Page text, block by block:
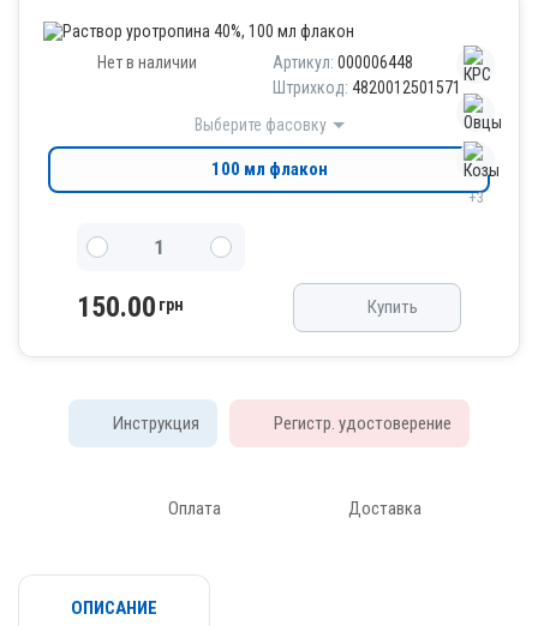
+3
Нет в наличии Артикул: 000006448
Штрихкод: 4820012501571
Выберите фасовку
100 мл флакон
150.00 грн Купить
Инструкция Регистр. удостоверение
Оплата Доставка
ОПИСАНИЕ